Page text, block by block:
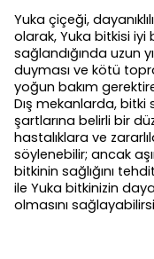
Yuka çiçeği,
olarak, Yuka bitkisi iyi
sağlandığında uzun
duyması ve kötü
yoğun bakım
Dış mekanlarda, bitki
şartlarına belirli bir
hastalıklara ve
söylenebilir; ancak
bitkinin sağlığını
ile Yuka bitkinizin
olmasını